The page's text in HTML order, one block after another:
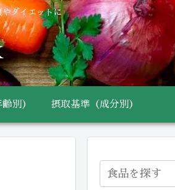
ダイエットに
別） 摂取基準（成分別）